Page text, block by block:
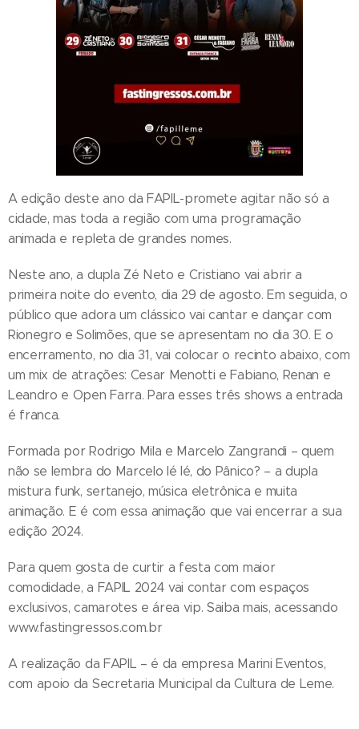
A edição deste ano da FAPIL-promete agitar não só a
cidade, mas toda a região com uma programação
animada e repleta de grandes nomes.
Neste ano, a dupla Zé Neto e Cristiano vai abrir a
primeira noite do evento, dia 29 de agosto. Em seguida, o
público que adora um clássico vai cantar e dançar com
Rionegro e Solimões, que se apresentam no dia 30. E o
encerramento, no dia 31, vai colocar o recinto abaixo, com
um mix de atrações: Cesar Menotti e Fabiano, Renan e
Leandro e Open Farra. Para esses três shows a entrada
é franca.
Formada por Rodrigo Mila e Marcelo Zangrandi – quem
não se lembra do Marcelo Ié Ié, do Pânico? – a dupla
mistura funk, sertanejo, música eletrônica e muita
animação. E é com essa animação que vai encerrar a sua
edição 2024.
Para quem gosta de curtir a festa com maior
comodidade, a FAPIL 2024 vai contar com espaços
exclusivos, camarotes e área vip. Saiba mais, acessando
www.fastingressos.com.br
A realização da FAPIL – é da empresa Marini Eventos,
com apoio da Secretaria Municipal da Cultura de Leme.